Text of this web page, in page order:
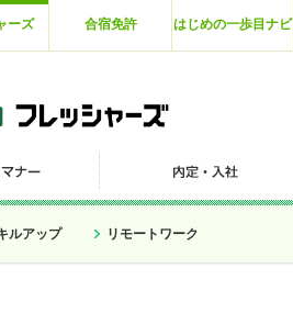
ーズ 合宿免許 はじめの一歩目ナビ
ルアップ リモートワーク